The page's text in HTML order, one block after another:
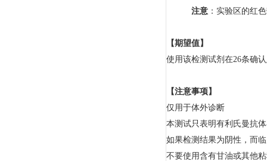
注意 ：实验区的红
【期望值】
使用该检测试剂在26条确
【注意事项 】
仅用于体外诊断
本测试只表明有利氏曼抗
如果检测结果为阴性，而
不要使用含有甘油或其他